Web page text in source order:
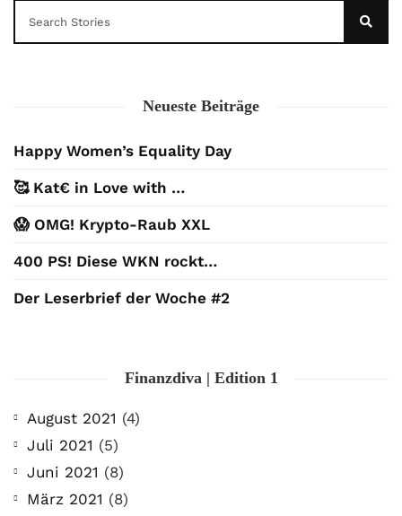
Neueste Beiträge
Happy Women’s Equality Day
🥰 Kat€ in Love with …
😱 OMG! Krypto-Raub XXL
400 PS! Diese WKN rockt…
Der Leserbrief der Woche #2
Finanzdiva | Edition 1
August 2021 (4)
Juli 2021 (5)
Juni 2021 (8)
März 2021 (8)